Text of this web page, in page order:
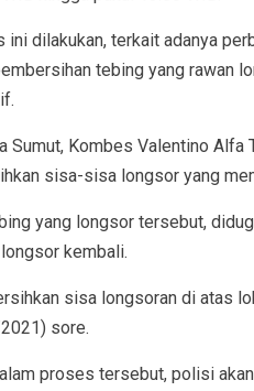
ini dilakukan, terkait adanya
tebing yang rawan
Sumut, Kombes Valentino Alfa
sisa-sisa longsor yang
yang longsor tersebut,
kembali.
sisa longsoran di atas
sore.
proses tersebut, polisi